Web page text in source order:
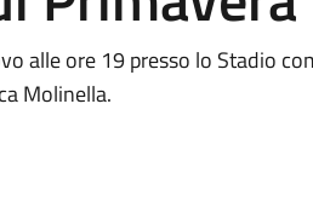
alle ore 19 presso lo Stadio
Molinella.